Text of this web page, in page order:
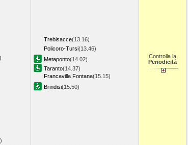
Trebisacce(13.16)
Policoro-Tursi(13.46)
Metaponto(14.02)
Taranto(14.37)
Francavilla Fontana(15.15)
Brindisi(15.50)
Controlla la
Periodicità